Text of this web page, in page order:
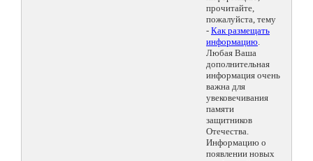
прочитайте,
пожалуйста, тему
- Как размещать
информацию.
Любая Ваша
дополнительная
информация очень
важна для
увековечивания
памяти
защитников
Отечества.
Информацию о
появлении новых